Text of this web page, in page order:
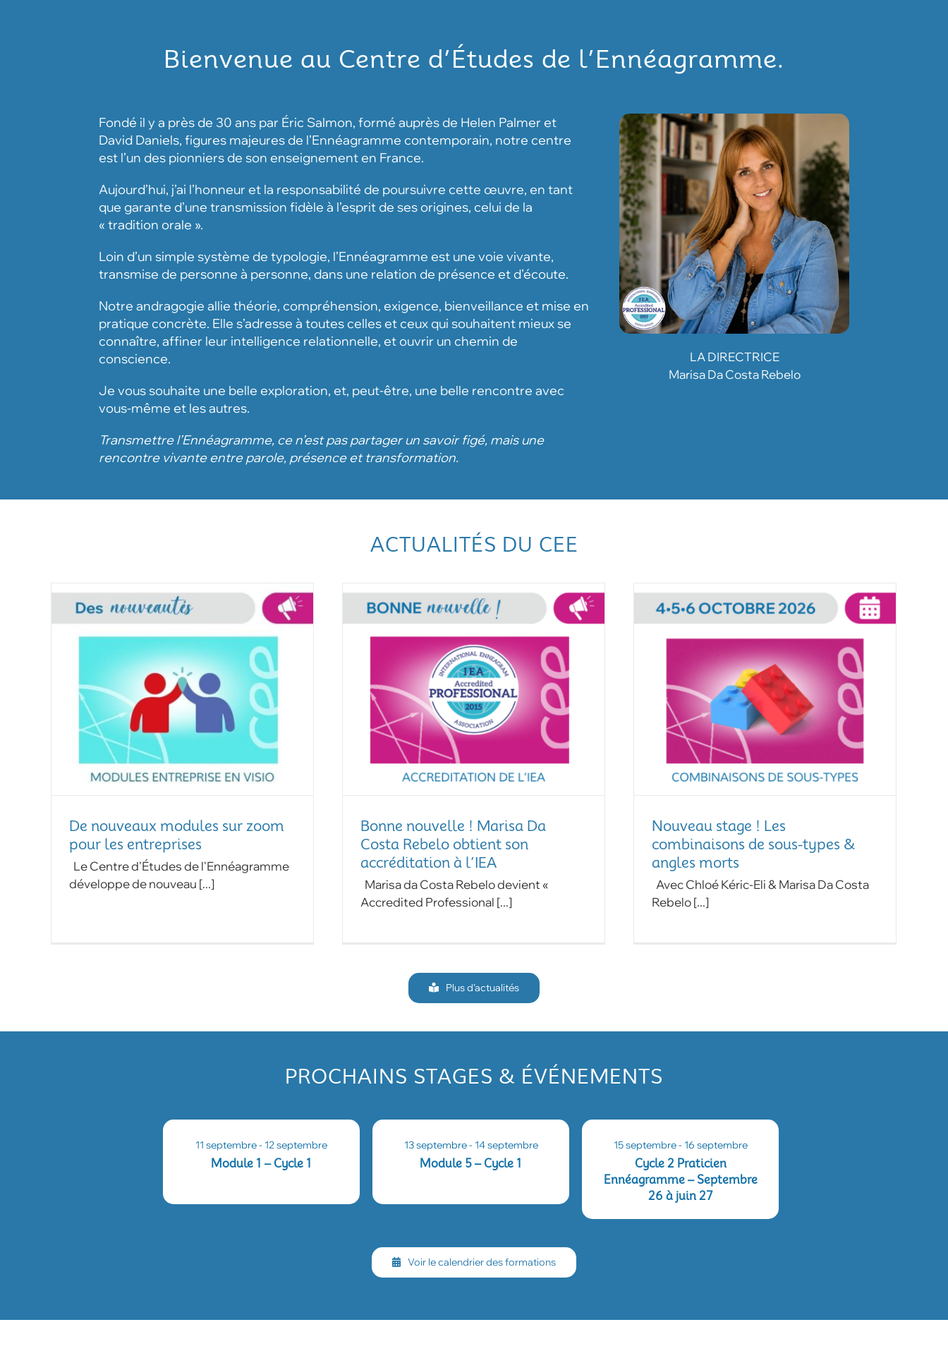
Bienvenue au Centre d’Études de l’Ennéagramme.
Fondé il y a près de 30 ans par Éric Salmon, formé auprès de Helen Palmer et
David Daniels, figures majeures de l’Ennéagramme contemporain, notre centre
est l’un des pionniers de son enseignement en France.
Aujourd’hui, j’ai l’honneur et la responsabilité de poursuivre cette œuvre, en tant
que garante d’une transmission fidèle à l’esprit de ses origines, celui de la
« tradition orale ».
Loin d’un simple système de typologie, l’Ennéagramme est une voie vivante,
transmise de personne à personne, dans une relation de présence et d’écoute.
Notre andragogie allie théorie, compréhension, exigence, bienveillance et mise en
pratique concrète. Elle s’adresse à toutes celles et ceux qui souhaitent mieux se
connaître, affiner leur intelligence relationnelle, et ouvrir un chemin de
conscience.
Je vous souhaite une belle exploration, et, peut-être, une belle rencontre avec
vous-même et les autres.
Transmettre l’Ennéagramme, ce n’est pas partager un savoir figé, mais une
rencontre vivante entre parole, présence et transformation.
LA DIRECTRICE
Marisa Da Costa Rebelo
ACTUALITÉS DU CEE
De nouveaux modules sur zoom
pour les entreprises
Le Centre d'Études de l'Ennéagramme
développe de nouveau [...]
Bonne nouvelle ! Marisa Da
Costa Rebelo obtient son
accréditation à l’IEA
Marisa da Costa Rebelo devient «
Accredited Professional [...]
Nouveau stage ! Les
combinaisons de sous-types &
angles morts
Avec Chloé Kéric-Eli & Marisa Da Costa
Rebelo [...]
Plus d’actualités
PROCHAINS STAGES & ÉVÉNEMENTS
11 septembre- 12 septembre
Module 1 – Cycle 1
13 septembre- 14 septembre
Module 5 – Cycle 1
15 septembre- 16 septembre
Cycle 2 Praticien
Ennéagramme – Septembre
26 à juin 27
Voir le calendrier des formations